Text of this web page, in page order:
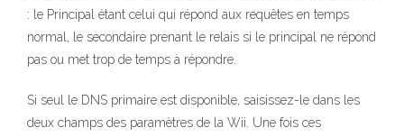
: le Principal étant celui qui répond aux requêtes en temps
normal, le secondaire prenant le relais si le principal ne répond
pas ou met trop de temps à répondre.
Si seul le DNS primaire est disponible, saisissez-le dans les
deux champs des paramètres de la Wii. Une fois ces